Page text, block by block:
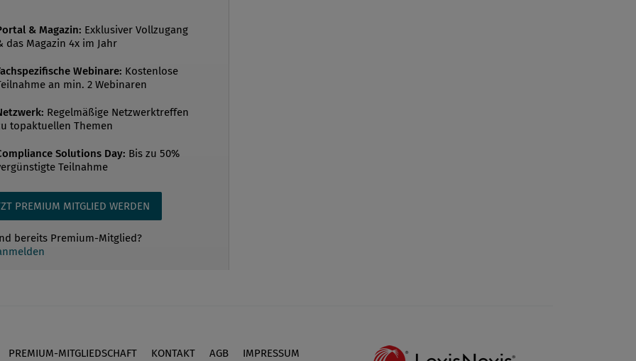
& Magazin: Exklusiver Vollzugang
das Magazin 4x im Jahr
Webinare: Kostenlose
an min. 2 Webinaren
Regelmäßige Netzwerktreffen
topaktuellen Themen
Solutions Day: Bis zu 50%
Teilnahme
PREMIUM MITGLIED WERDEN
bereits Premium-Mitglied?
PREMIUM-MITGLIEDSCHAFT KONTAKT AGB IMPRESSUM